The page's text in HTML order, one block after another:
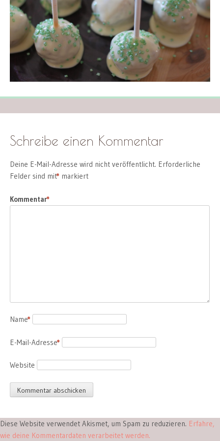
Schreibe einen Kommentar
Deine E-Mail-Adresse wird nicht veröffentlicht. Erforderliche
Felder sind mit
* markiert
Kommentar
*
Name
*
E-Mail-Adresse
*
Website
Diese Website verwendet Akismet, um Spam zu reduzieren. Erfahre,
wie deine Kommentardaten verarbeitet werden.